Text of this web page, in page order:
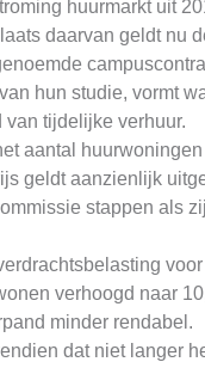
huurmarkt uit
daarvan geldt nu
hun studie, vormt
tijdelijke verhuur.
aantal
geldt aanzienlijk
stappen als
verhoogd naar
minder rendabel.
dat niet langer